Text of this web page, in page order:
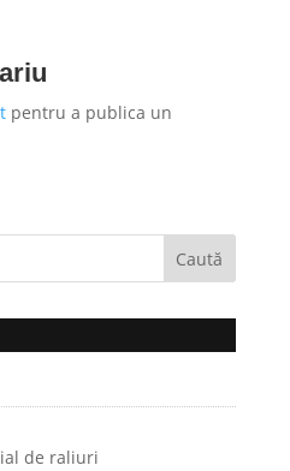
pentru a publica un
de raliuri